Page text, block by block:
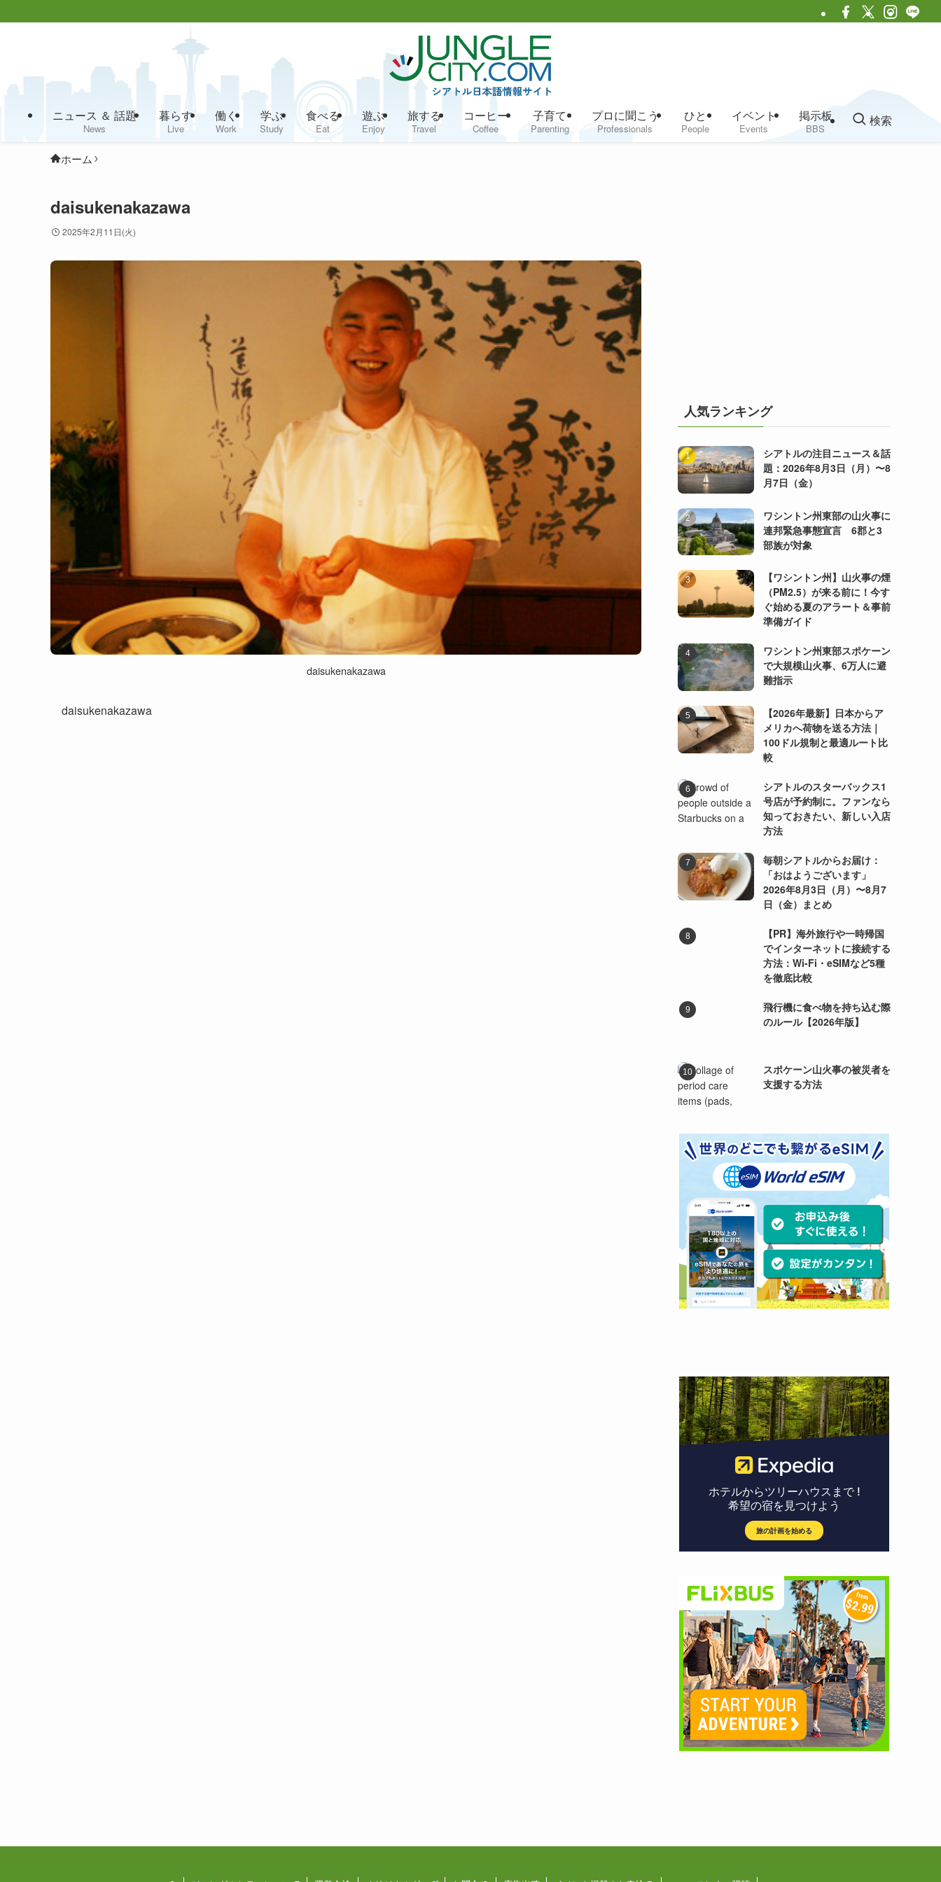
ニュース ＆ 話題
News
暮らす
Live
働く
Work
学ぶ
Study
食べる
Eat
遊ぶ
Enjoy
旅する
Travel
コーヒー
Coffee
子育て
Parenting
プロに聞こう
Professionals
ひと
People
イベント
Events
掲示板
BBS
検索
ホーム
daisukenakazawa
2025年2月11日(火)
daisukenakazawa
daisukenakazawa
人気ランキング
シアトルの注目ニュース＆話
題：2026年8月3日（月）〜8
月7日（金）
ワシントン州東部の山火事に
連邦緊急事態宣言 6郡と3
部族が対象
【ワシントン州】山火事の煙
（PM2.5）が来る前に！今す
ぐ始める夏のアラート＆事前
準備ガイド
ワシントン州東部スポケーン
で大規模山火事、6万人に避
難指示
【2026年最新】日本からア
メリカへ荷物を送る方法｜
100ドル規制と最適ルート比
較
シアトルのスターバックス1
号店が予約制に。ファンなら
知っておきたい、新しい入店
方法
毎朝シアトルからお届け：
「おはようございます」
2026年8月3日（月）〜8月7
日（金）まとめ
【PR】海外旅行や一時帰国
でインターネットに接続する
方法：Wi-Fi・eSIMなど5種
を徹底比較
飛行機に食べ物を持ち込む際
のルール【2026年版】
スポケーン山火事の被災者を
支援する方法